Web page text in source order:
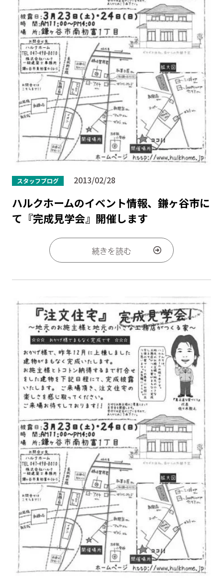
スタッフブログ 2013/02/28
ハルクホームのイベント情報、鎌ヶ谷市に
て『完成見学会』開催します
続きを読む